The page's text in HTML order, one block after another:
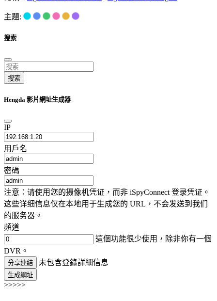
主題:
搜索
搜索
Hengda 影片網址生成器
IP
用戶名
密碼
注意：请使用您的摄像机凭证，而非 iSpyConnect 登录凭证。
这些详细信息仅在本地用于生成您的 URL，不会发送到我们
的服务器。
頻道
這個功能很少使用，除非你有一個
DVR。
分享連結 未包含登錄詳細信息
生成網址
>>>>>